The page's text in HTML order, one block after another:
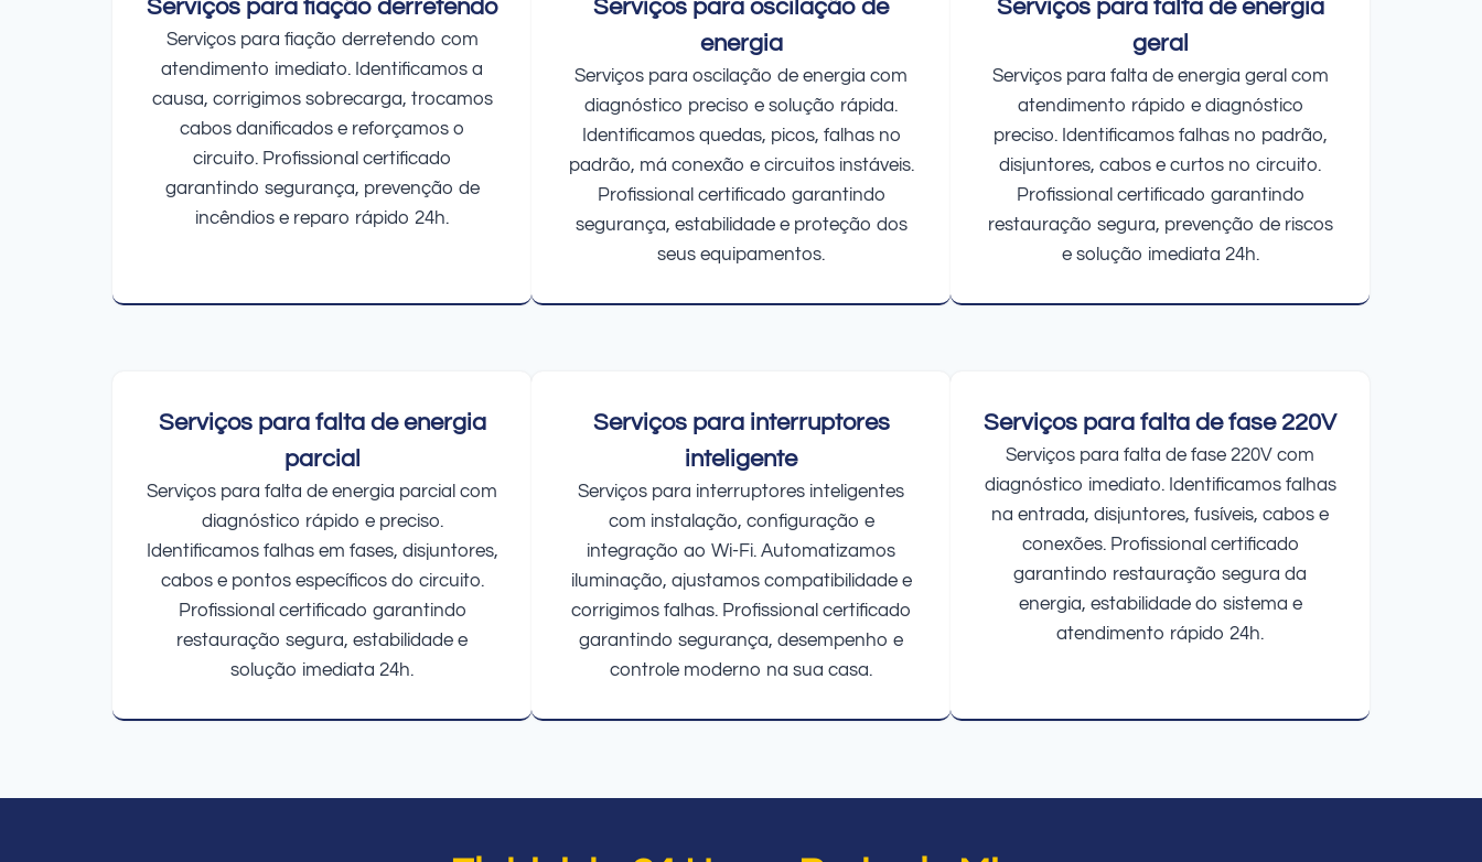
Serviços para fiação derretendo
Serviços para fiação derretendo com
atendimento imediato. Identificamos a
causa, corrigimos sobrecarga, trocamos
cabos danificados e reforçamos o
circuito. Profissional certificado
garantindo segurança, prevenção de
incêndios e reparo rápido 24h.
Serviços para oscilação de
energia
Serviços para oscilação de energia com
diagnóstico preciso e solução rápida.
Identificamos quedas, picos, falhas no
padrão, má conexão e circuitos instáveis.
Profissional certificado garantindo
segurança, estabilidade e proteção dos
seus equipamentos.
Serviços para falta de energia
geral
Serviços para falta de energia geral com
atendimento rápido e diagnóstico
preciso. Identificamos falhas no padrão,
disjuntores, cabos e curtos no circuito.
Profissional certificado garantindo
restauração segura, prevenção de riscos
e solução imediata 24h.
Serviços para falta de energia
parcial
Serviços para falta de energia parcial com
diagnóstico rápido e preciso.
Identificamos falhas em fases, disjuntores,
cabos e pontos específicos do circuito.
Profissional certificado garantindo
restauração segura, estabilidade e
solução imediata 24h.
Serviços para interruptores
inteligente
Serviços para interruptores inteligentes
com instalação, configuração e
integração ao Wi-Fi. Automatizamos
iluminação, ajustamos compatibilidade e
corrigimos falhas. Profissional certificado
garantindo segurança, desempenho e
controle moderno na sua casa.
Serviços para falta de fase 220V
Serviços para falta de fase 220V com
diagnóstico imediato. Identificamos falhas
na entrada, disjuntores, fusíveis, cabos e
conexões. Profissional certificado
garantindo restauração segura da
energia, estabilidade do sistema e
atendimento rápido 24h.